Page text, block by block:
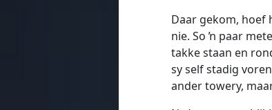
Daar gekom, hoef
nie. So ŉ paar
takke staan en
sy self stadig
ander towery,